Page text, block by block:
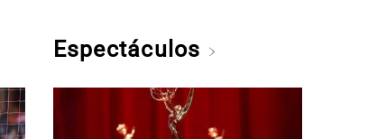
Espectáculos